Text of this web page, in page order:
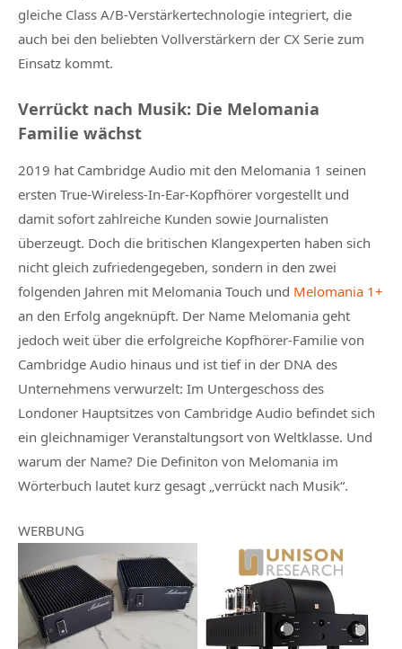
gleiche Class A/B-Verstärkertechnologie integriert, die
auch bei den beliebten Vollverstärkern der CX Serie zum
Einsatz kommt.
Verrückt nach Musik: Die Melomania
Familie wächst
2019 hat Cambridge Audio mit den Melomania 1 seinen
ersten True-Wireless-In-Ear-Kopfhörer vorgestellt und
damit sofort zahlreiche Kunden sowie Journalisten
überzeugt. Doch die britischen Klangexperten haben sich
nicht gleich zufriedengegeben, sondern in den zwei
folgenden Jahren mit Melomania Touch und Melomania 1+
an den Erfolg angeknüpft. Der Name Melomania geht
jedoch weit über die erfolgreiche Kopfhörer-Familie von
Cambridge Audio hinaus und ist tief in der DNA des
Unternehmens verwurzelt: Im Untergeschoss des
Londoner Hauptsitzes von Cambridge Audio befindet sich
ein gleichnamiger Veranstaltungsort von Weltklasse. Und
warum der Name? Die Definiton von Melomania im
Wörterbuch lautet kurz gesagt „verrückt nach Musik“.
WERBUNG